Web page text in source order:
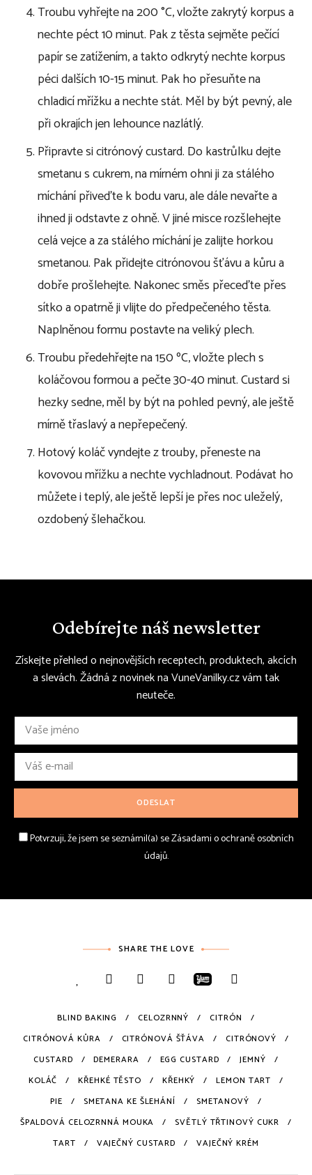
Troubu vyhřejte na 200 °C, vložte zakrytý korpus a
nechte péct 10 minut. Pak z těsta sejměte pečící
papír se zatížením, a takto odkrytý nechte korpus
péci dalších 10-15 minut. Pak ho přesuňte na
chladicí mřížku a nechte stát. Měl by být pevný, ale
při okrajích jen lehounce nazlátlý.
Připravte si citrónový custard. Do kastrůlku dejte
smetanu s cukrem, na mírném ohni ji za stálého
míchání přiveďte k bodu varu, ale dále nevařte a
ihned ji odstavte z ohně. V jiné misce rozšlehejte
celá vejce a za stálého míchání je zalijte horkou
smetanou. Pak přidejte citrónovou šťávu a kůru a
dobře prošlehejte. Nakonec směs přeceďte přes
sítko a opatrně ji vlijte do předpečeného těsta.
Naplněnou formu postavte na veliký plech.
Troubu předehřejte na 150 ºC, vložte plech s
koláčovou formou a pečte 30-40 minut. Custard si
hezky sedne, měl by být na pohled pevný, ale ještě
mírně třaslavý a nepřepečený.
Hotový koláč vyndejte z trouby, přeneste na
kovovou mřížku a nechte vychladnout. Podávat ho
můžete i teplý, ale ještě lepší je přes noc uleželý,
ozdobený šlehačkou.
Odebírejte náš newsletter
Získejte přehled o nejnovějších receptech, produktech, akcích
a slevách. Žádná z novinek na VuneVanilky.cz vám tak
neuteče.
Potvrzuji, že jsem se seznámil(a) se Zásadami o ochraně osobních
údajů.
SHARE THE LOVE
BLIND BAKING CELOZRNNÝ
CITRÓN
CITRÓNOVÁ KŮRA
CITRÓNOVÁ ŠŤÁVA
CITRÓNOVÝ
CUSTARD
DEMERARA EGG CUSTARD
JEMNÝ
KOLÁČ
KŘEHKÉ TĚSTO KŘEHKÝ
LEMON TART
PIE
SMETANA KE ŠLEHÁNÍ
SMETANOVÝ
ŠPALDOVÁ CELOZRNNÁ MOUKA
SVĚTLÝ TŘTINOVÝ CUKR
TART
VAJEČNÝ CUSTARD VAJEČNÝ KRÉM